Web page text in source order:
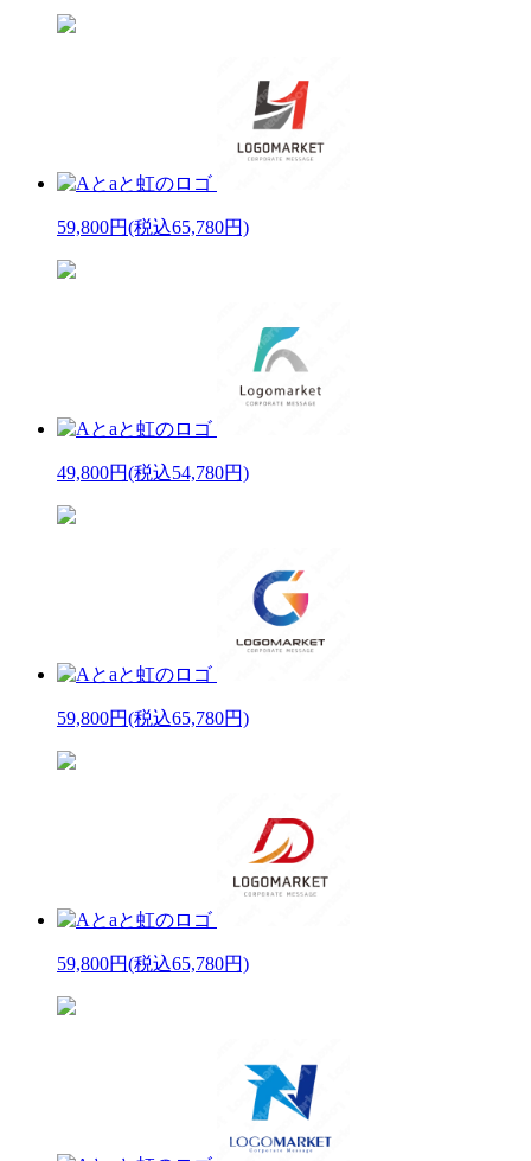
59,800円(税込65,780円)
49,800円(税込54,780円)
59,800円(税込65,780円)
59,800円(税込65,780円)